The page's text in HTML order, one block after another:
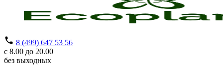
8 (499) 647 53 56
с 8.00 до 20.00
без выходных